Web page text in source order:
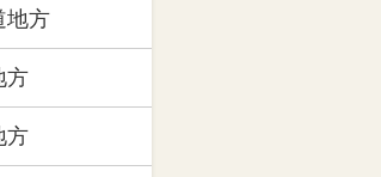
地方
方
方